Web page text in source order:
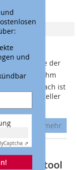
und
Captcha ⇗
rüber, sagte der
der reicht ihm
mehrfach ist
mehr
bei Festool